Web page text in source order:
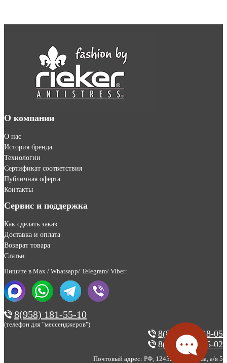
О компании
О нас
История бренда
Технологии
Сертификат соответствия
Публичная оферта
Контакты
Сервис и поддержка
Как сделать заказ
Доставка и оплата
Возврат товара
Статьи
Пишите в Max / Whatsapp/ Telegram/ Viber:
8(958) 181-55-10
(телефон для "мессенджеров")
8(800) 200-18-05
8(495) 123-46-02
Почтовый адрес: РФ, 124527, г. Москва, а/я 5